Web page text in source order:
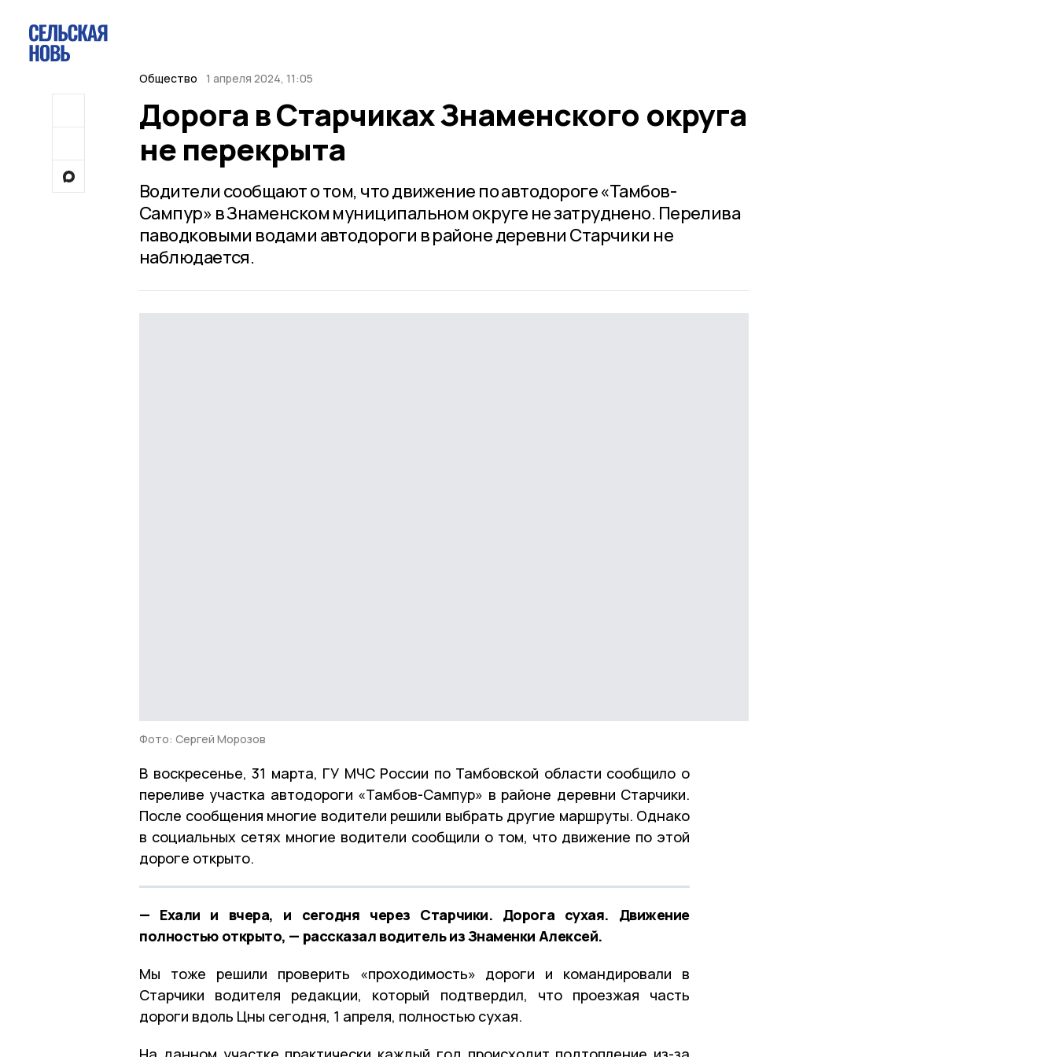
Общество 1 апреля 2024, 11:05
Дорога в Старчиках Знаменского округа
не перекрыта
Водители сообщают о том, что движение по автодороге «Тамбов-
Сампур» в Знаменском муниципальном округе не затруднено. Перелива
паводковыми водами автодороги в районе деревни Старчики не
наблюдается.
Фото: Сергей Морозов
В воскресенье, 31 марта, ГУ МЧС России по Тамбовской области сообщило о
переливе участка автодороги «Тамбов-Сампур» в районе деревни Старчики.
После сообщения многие водители решили выбрать другие маршруты. Однако
в социальных сетях многие водители сообщили о том, что движение по этой
дороге открыто.
— Ехали и вчера, и сегодня через Старчики. Дорога сухая. Движение
полностью открыто, — рассказал водитель из Знаменки Алексей.
Мы тоже решили проверить «проходимость» дороги и командировали в
Старчики водителя редакции, который подтвердил, что проезжая часть
дороги вдоль Цны сегодня, 1 апреля, полностью сухая.